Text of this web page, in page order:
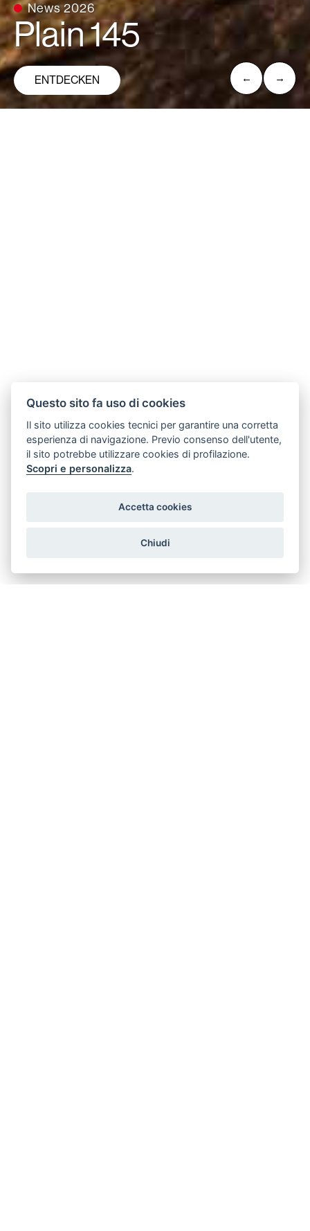
Mit Absicht beleuchten
Zenith
ENTDECKEN
Questo sito fa uso di cookies
Il sito utilizza cookies tecnici per garantire una corretta
esperienza di navigazione. Previo consenso dell'utente,
il sito potrebbe utilizzare cookies di profilazione.
Scopri e personalizza.
Accetta cookies
Chiudi